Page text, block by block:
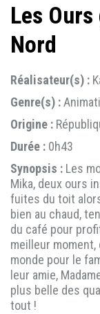
Les
Nord
Réalisateur(s) :
Genre(s) :
Origine :
Durée : 0h43
Synopsis : Les
Mika, deux ours
fuites du toit
bien au chaud,
du café pour
meilleur
monde pour le
leur amie,
plus belle des
tout !